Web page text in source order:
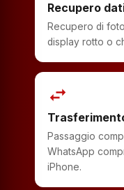
Recupero
Recupero di
display rotto o
swap_horiz
Passaggio
WhatsApp
iPhone.